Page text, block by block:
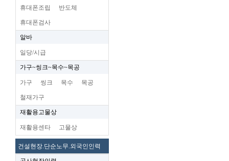
휴대폰조립 반도체
휴대폰검사
알바
일당/시급
가구~씽크~목수~목공
가구 씽크 목수 목공
철재가구
재활용고물상
재활용센타 고물상
건설현장.단순노무.외국인인력